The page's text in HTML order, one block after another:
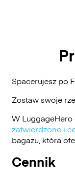
Spacerujesz po
Zostaw swoje
W
zatwierdzone i
bagażu, która
Cennik